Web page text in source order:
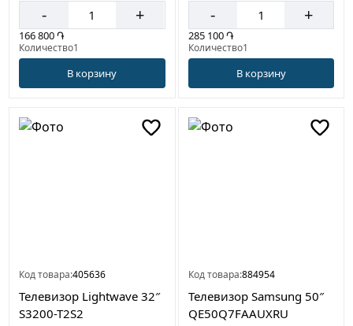
- +
166 800 ֏
Количество1
В корзину
- +
285 100 ֏
Количество1
В корзину
Код товара:405636
Телевизор Lightwave 32″
S3200-T2S2
Код товара:884954
Телевизор Samsung 50″
QE50Q7FAAUXRU